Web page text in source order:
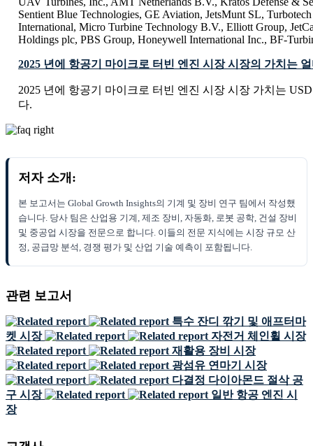
Sentient Blue Technologies, GE Aviation, JetsMunt SL,
International, Micro Turbine Technology B.V., Elliott Group,
Holdings plc, PBS Group, Honeywell International Inc., BF-
2025 년에 항공기 마이크로 터빈 엔진 시장 시장의 가치는
2025 년에 항공기 마이크로 터빈 엔진 시장 시장 가치는
다.
저자 소개:
본 보고서는 Global Growth Insights의 기계 및 장비 연구 팀에서 작성했
습니다. 당사 팀은 산업용 기계, 제조 장비, 자동화, 로봇 공학, 건설 장비
및 중공업 시장을 전문으로 합니다. 이들의 전문 지식에는 시장 규모 산
정, 공급망 분석, 경쟁 평가 및 산업 기술 예측이 포함됩니다.
관련 보고서
특수 잔디 깎기 및 애프터마
켓 시장
자전거 체인휠 시장
재활용 장비 시장
광섬유 연마기 시장
다결정 다이아몬드 절삭 공
구 시장
일반 항공 엔진 시
장